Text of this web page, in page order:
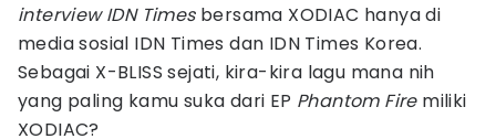
interview IDN Timesbersama XODIAC hanya di
media sosial IDN Times dan IDN Times Korea.
Sebagai X-BLISS sejati, kira-kira lagu mana nih
yang paling kamu suka dari EP Phantom Firemiliki
XODIAC?